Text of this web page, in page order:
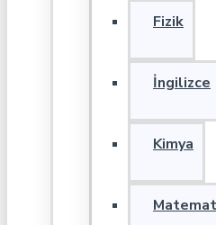
Fizik
İngilizce
Kimya